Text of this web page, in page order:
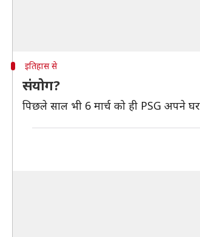
इतिहास से
संयोग?
पिछले साल भी 6 मार्च को ही PSG अपने